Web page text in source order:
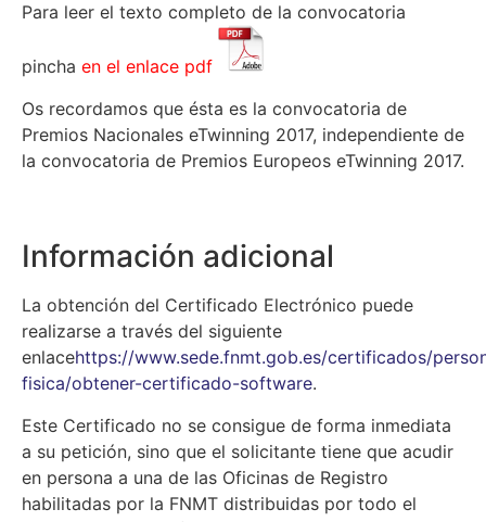
Para leer el texto completo de la convocatoria
pincha en el enlace pdf
Os recordamos que ésta es la convocatoria de
Premios Nacionales eTwinning 2017, independiente de
la convocatoria de Premios Europeos eTwinning 2017.
Información adicional
La obtención del Certificado Electrónico puede
realizarse a través del siguiente
enlacehttps://www.sede.fnmt.gob.es/certificados/
fisica/obtener-certificado-software.
Este Certificado no se consigue de forma inmediata
a su petición, sino que el solicitante tiene que acudir
en persona a una de las Oficinas de Registro
habilitadas por la FNMT distribuidas por todo el